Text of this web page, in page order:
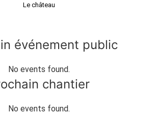
Le château
événement public
No events found.
chantier
No events found.